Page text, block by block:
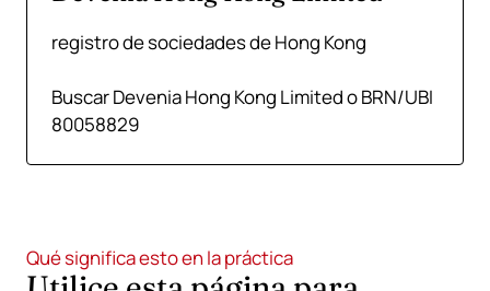
registro de sociedades de Hong Kong
Buscar Devenia Hong Kong Limited o BRN/UBI
80058829
Qué significa esto en la práctica